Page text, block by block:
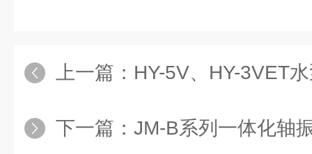
上一篇： HY-5V、HY-3VET
下一篇： JM-B系列一体化轴